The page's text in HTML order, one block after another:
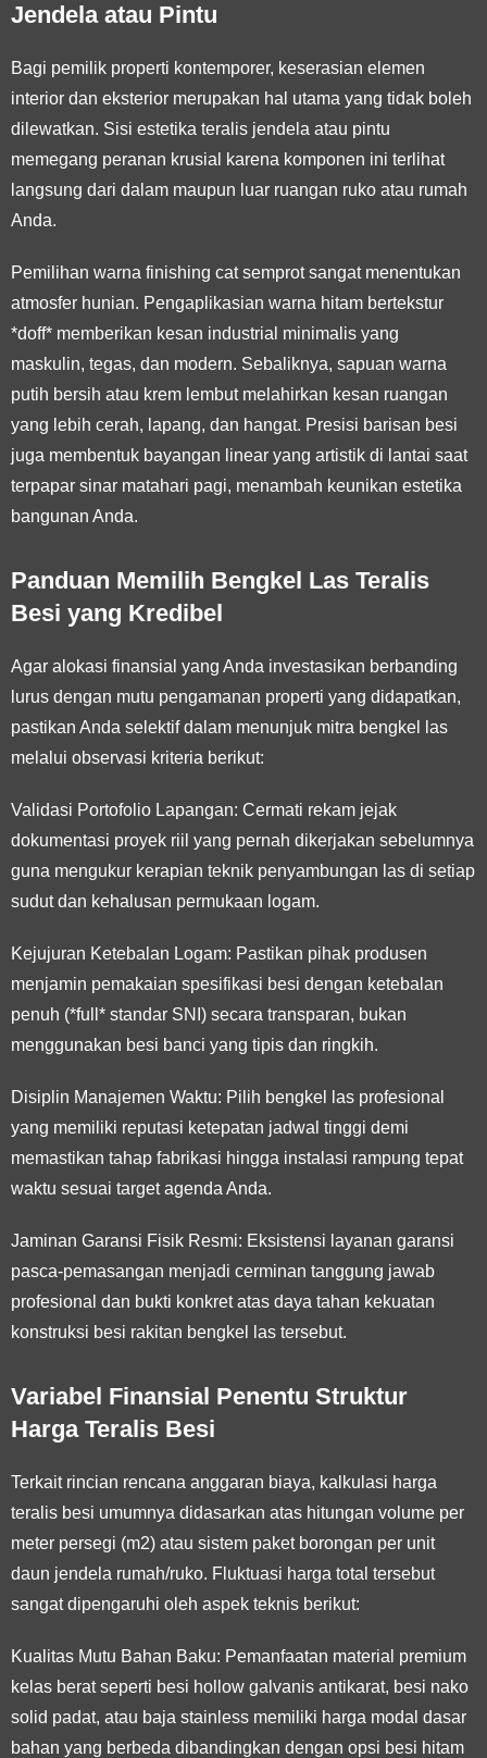
Jendela atau Pintu
Bagi pemilik properti kontemporer, keserasian elemen
interior dan eksterior merupakan hal utama yang tidak boleh
dilewatkan. Sisi estetika teralis jendela atau pintu
memegang peranan krusial karena komponen ini terlihat
langsung dari dalam maupun luar ruangan ruko atau rumah
Anda.
Pemilihan warna finishing cat semprot sangat menentukan
atmosfer hunian. Pengaplikasian warna hitam bertekstur
*doff* memberikan kesan industrial minimalis yang
maskulin, tegas, dan modern. Sebaliknya, sapuan warna
putih bersih atau krem lembut melahirkan kesan ruangan
yang lebih cerah, lapang, dan hangat. Presisi barisan besi
juga membentuk bayangan linear yang artistik di lantai saat
terpapar sinar matahari pagi, menambah keunikan estetika
bangunan Anda.
Panduan Memilih Bengkel Las Teralis
Besi yang Kredibel
Agar alokasi finansial yang Anda investasikan berbanding
lurus dengan mutu pengamanan properti yang didapatkan,
pastikan Anda selektif dalam menunjuk mitra bengkel las
melalui observasi kriteria berikut:
Validasi Portofolio Lapangan: Cermati rekam jejak
dokumentasi proyek riil yang pernah dikerjakan sebelumnya
guna mengukur kerapian teknik penyambungan las di setiap
sudut dan kehalusan permukaan logam.
Kejujuran Ketebalan Logam: Pastikan pihak produsen
menjamin pemakaian spesifikasi besi dengan ketebalan
penuh (*full* standar SNI) secara transparan, bukan
menggunakan besi banci yang tipis dan ringkih.
Disiplin Manajemen Waktu: Pilih bengkel las profesional
yang memiliki reputasi ketepatan jadwal tinggi demi
memastikan tahap fabrikasi hingga instalasi rampung tepat
waktu sesuai target agenda Anda.
Jaminan Garansi Fisik Resmi: Eksistensi layanan garansi
pasca-pemasangan menjadi cerminan tanggung jawab
profesional dan bukti konkret atas daya tahan kekuatan
konstruksi besi rakitan bengkel las tersebut.
Variabel Finansial Penentu Struktur
Harga Teralis Besi
Terkait rincian rencana anggaran biaya, kalkulasi harga
teralis besi umumnya didasarkan atas hitungan volume per
meter persegi (m2) atau sistem paket borongan per unit
daun jendela rumah/ruko. Fluktuasi harga total tersebut
sangat dipengaruhi oleh aspek teknis berikut:
Kualitas Mutu Bahan Baku: Pemanfaatan material premium
kelas berat seperti besi hollow galvanis antikarat, besi nako
solid padat, atau baja stainless memiliki harga modal dasar
bahan yang berbeda dibandingkan dengan opsi besi hitam